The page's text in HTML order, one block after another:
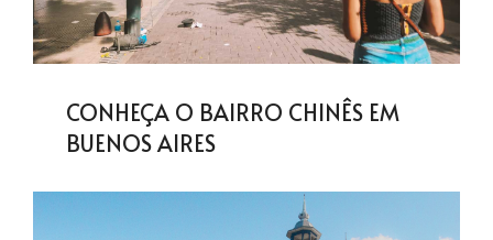
CONHEÇA O BAIRRO CHINÊS EM
BUENOS AIRES